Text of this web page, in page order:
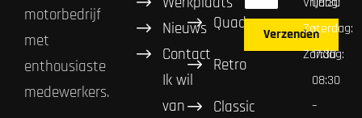
motorbedrijf
met
enthousiaste
medewerkers.
Nieuws
Contact
Ik wil
van
Quad
Retro
Classic
VerzendenZaterdag:
Zondag:
–
17:30
08:30
–